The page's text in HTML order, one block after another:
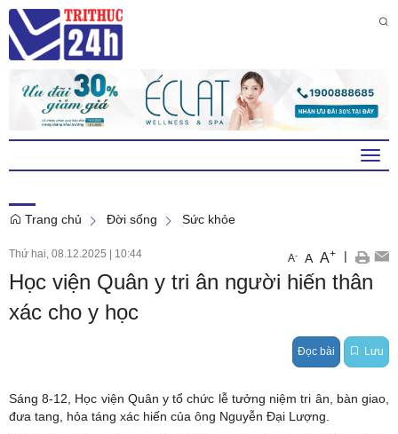
Trang chủ Đời sống Sức khỏe
Thứ hai, 08.12.2025 10:44 A- A A+ |
Học viện Quân y tri ân người hiến thân
xác cho y học
Đọc bài Lưu
Sáng 8-12, Học viện Quân y tổ chức lễ tưởng niệm tri ân, bàn giao,
đưa tang, hỏa táng xác hiến của ông Nguyễn Đại Lượng.